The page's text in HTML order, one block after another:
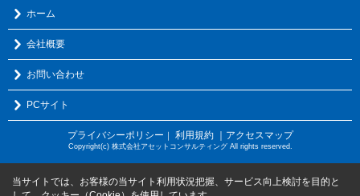
ホーム
会社概要
お問い合わせ
PCサイト
プライバシーポリシー ｜ 利用規約 ｜アクセスマップ
Copyright(c) 株式会社アセットコンサルティング All rights reserved.
当サイトでは、お客様の当サイト利用状況把握、サービス向上検討を目的と